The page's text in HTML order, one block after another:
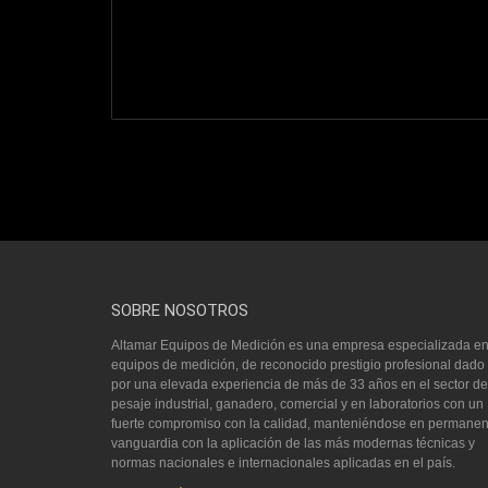
SOBRE NOSOTROS
Altamar Equipos de Medición es una empresa especializada en
equipos de medición, de reconocido prestigio profesional dado
por una elevada experiencia de más de 33 años en el sector
pesaje industrial, ganadero, comercial y en laboratorios con un
fuerte compromiso con la calidad, manteniéndose en
vanguardia con la aplicación de las más modernas técnicas y
normas nacionales e internacionales aplicadas en el país.